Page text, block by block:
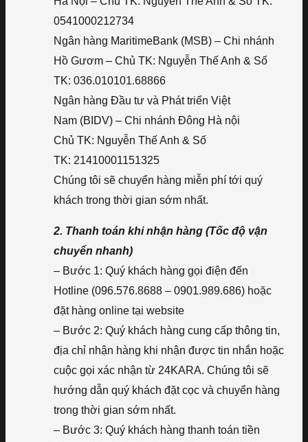
0541000212734
Ngân hàng MaritimeBank (MSB) – Chi nhánh
Hồ Gươm – Chủ TK: Nguyễn Thế Anh & Số
TK: 036.010101.68866
Ngân hàng Đầu tư và Phát triển Việt
Nam (BIDV) – Chi nhánh Đông Hà nội
Chủ TK: Nguyễn Thế Anh & Số
TK: 21410001151325
Chúng tôi sẽ chuyển hàng miễn phí tới quý
khách trong thời gian sớm nhất.
2. Thanh toán khi nhận hàng (Tốc độ vận
chuyển nhanh)
– Bước 1: Quý khách hàng gọi điện đến
Hotline (096.576.8688 – 0901.989.686) hoặc
đặt hàng online tại website
– Bước 2: Quý khách hàng cung cấp thông tin,
địa chỉ nhận hàng khi nhận được tin nhắn hoặc
cuộc gọi xác nhận từ 24KARA. Chúng tôi sẽ
hướng dẫn quý khách đặt cọc và chuyển hàng
trong thời gian sớm nhất.
– Bước 3: Quý khách hàng thanh toán tiền